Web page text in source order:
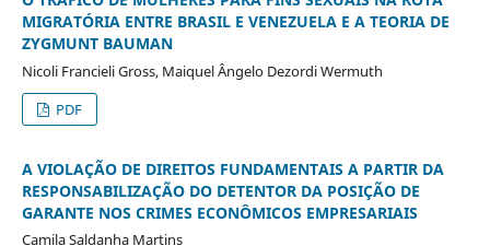
MIGRATÓRIA ENTRE BRASIL E VENEZUELA E A TEORIA DE
ZYGMUNT BAUMAN
Nicoli Francieli Gross, Maiquel Ângelo Dezordi Wermuth
PDF
A VIOLAÇÃO DE DIREITOS FUNDAMENTAIS A PARTIR DA
RESPONSABILIZAÇÃO DO DETENTOR DA POSIÇÃO DE
GARANTE NOS CRIMES ECONÔMICOS EMPRESARIAIS
Camila Saldanha Martins